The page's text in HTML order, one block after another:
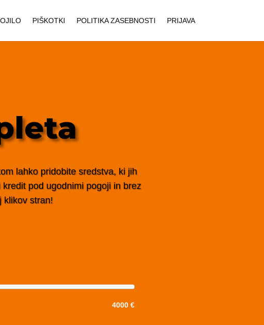
PIŠKOTKI POLITIKA ZASEBNOSTI PRIJAVA
lahko pridobite sredstva, ki jih
pod ugodnimi pogoji in brez
klikov stran!
4000 €